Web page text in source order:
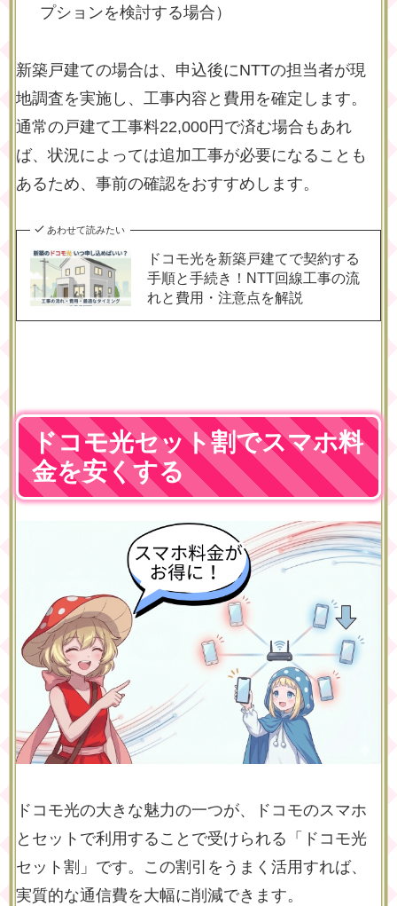
プションを検討する場合）
新築戸建ての場合は、申込後にNTTの担当者が現
地調査を実施し、工事内容と費用を確定します。
通常の戸建て工事料22,000円で済む場合もあれ
ば、状況によっては追加工事が必要になることも
あるため、事前の確認をおすすめします。
あわせて読みたい
ドコモ光を新築戸建てで契約する
手順と手続き！NTT回線工事の流
れと費用・注意点を解説
ドコモ光セット割でスマホ料
金を安くする
ドコモ光の大きな魅力の一つが、ドコモのスマホ
とセットで利用することで受けられる「ドコモ光
セット割」です。この割引をうまく活用すれば、
実質的な通信費を大幅に削減できます。